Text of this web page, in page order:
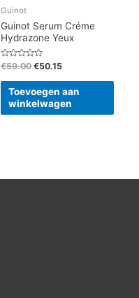
Guinot
Guinot Serum Créme
Hydrazone Yeux
Gewaardeerd
uit
€59.00 €50.15
Toevoegen aan
winkelwagen